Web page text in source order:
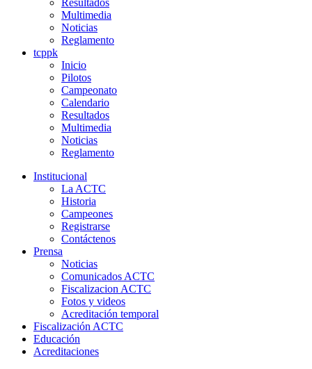
Resultados
Multimedia
Noticias
Reglamento
tcppk
Inicio
Pilotos
Campeonato
Calendario
Resultados
Multimedia
Noticias
Reglamento
Institucional
La ACTC
Historia
Campeones
Registrarse
Contáctenos
Prensa
Noticias
Comunicados ACTC
Fiscalizacion ACTC
Fotos y videos
Acreditación temporal
Fiscalización ACTC
Educación
Acreditaciones